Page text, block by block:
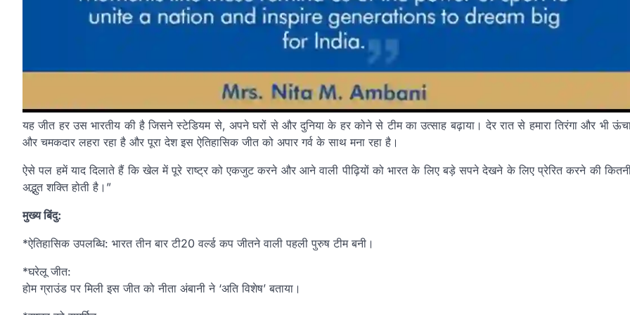
यह जीत हर उस भारतीय की है जिसने स्टेडियम से, अपने घरों से और दुनिया के हर कोने से टीम का उत्साह बढ़ाया। देर रात से हमारा तिरंगा और भी
और चमकदार लहरा रहा है और पूरा देश इस ऐतिहासिक जीत को अपार गर्व के साथ मना रहा है।
ऐसे पल हमें याद दिलाते हैं कि खेल में पूरे राष्ट्र को एकजुट करने और आने वाली पीढ़ियों को भारत के लिए बड़े सपने देखने के लिए प्रेरित करने की
अद्भुत शक्ति होती है।”
मुख्य बिंदु:
*ऐतिहासिक उपलब्धि: भारत तीन बार टी20 वर्ल्ड कप जीतने वाली पहली पुरुष टीम बनी।
*घरेलू जीत:
होम ग्राउंड पर मिली इस जीत को नीता अंबानी ने ‘अति विशेष’ बताया।